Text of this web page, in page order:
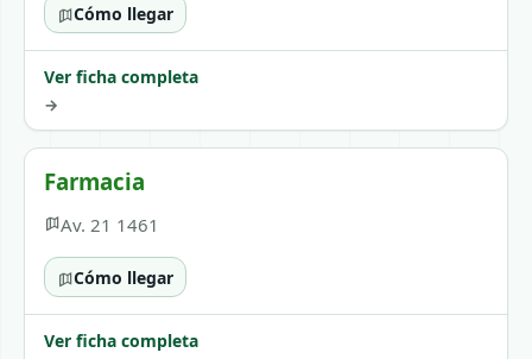
Cómo llegar
Ver ficha completa
→
Farmacia
Av. 21 1461
Cómo llegar
Ver ficha completa